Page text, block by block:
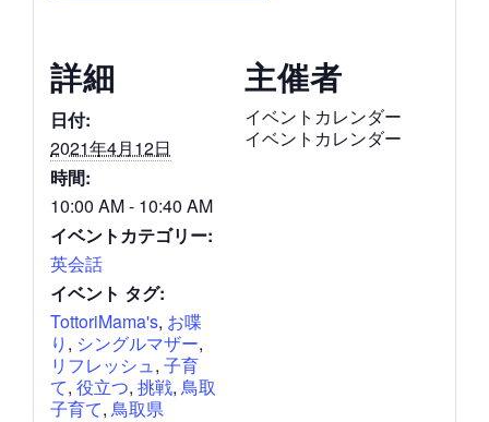
詳細
日付:
2021年4月12日
時間:
10:00 AM - 10:40 AM
イベントカテゴリー:
英会話
イベント タグ:
TottoriMama's, お喋
り , シングルマザー,
リフレッシュ, 子育
て, 役立つ, 挑戦, 鳥取
子育て, 鳥取県
主催者
イベントカレンダー
イベントカレンダー